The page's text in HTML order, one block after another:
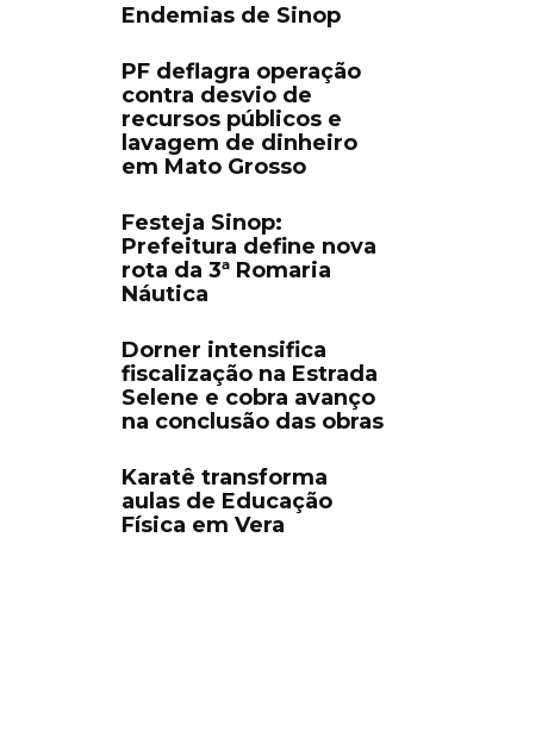
Endemias de Sinop
PF deflagra operação
contra desvio de
recursos públicos e
lavagem de dinheiro
em Mato Grosso
Festeja Sinop:
Prefeitura define nova
rota da 3ª Romaria
Náutica
Dorner intensifica
fiscalização na Estrada
Selene e cobra avanço
na conclusão das obras
Karatê transforma
aulas de Educação
Física em Vera